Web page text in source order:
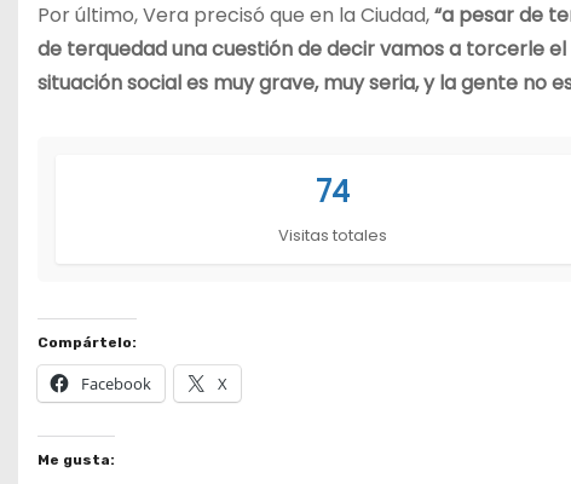
Por último, Vera precisó que en la Ciudad,“a pesar de
de terquedad una cuestión de decir vamos a torcerle
situación social es muy grave, muy seria, y la gente no
74
Visitas totales
Compártelo:
Facebook X
Me gusta: